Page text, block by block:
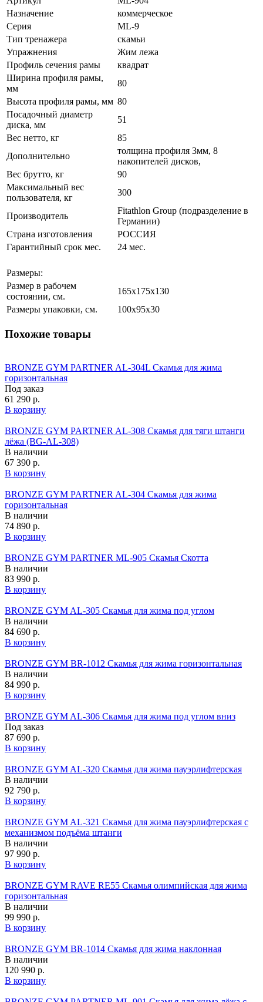
Назначение
коммерческое
Серия
ML-9
Тип тренажера
скамьи
Упражнения
Жим лежа
Профиль сечения рамы
квадрат
Ширина профиля рамы,
мм
80
Высота профиля рамы, мм 80
Посадочный диаметр
диска, мм
51
Вес нетто, кг
85
Дополнительно
толщина профиля 3мм, 8
накопителей дисков,
Вес брутто, кг
90
Максимальный вес
пользователя, кг
300
Производитель
Fitathlon Group (подразделение в
Германии)
Страна изготовления
РОССИЯ
Гарантийный срок мес.
24 мес.
Размеры:
Размер в рабочем
состоянии, см.
165х175x130
Размеры упаковки, см.
100х95x30
Похожие товары
BRONZE GYM PARTNER AL-304L Скамья для жима
горизонтальная
Под заказ
61 290 р.
В корзину
BRONZE GYM PARTNER AL-308 Скамья для тяги штанги
лёжа (BG‑AL‑308)
В наличии
67 390 р.
В корзину
BRONZE GYM PARTNER AL-304 Скамья для жима
горизонтальная
В наличии
74 890 р.
В корзину
BRONZE GYM PARTNER ML-905 Скамья Скотта
В наличии
83 990 р.
В корзину
BRONZE GYM AL-305 Скамья для жима под углом
В наличии
84 690 р.
В корзину
BRONZE GYM BR-1012 Скамья для жима горизонтальная
В наличии
84 990 р.
В корзину
BRONZE GYM AL-306 Скамья для жима под углом вниз
Под заказ
87 690 р.
В корзину
BRONZE GYM AL-320 Скамья для жима пауэрлифтерская
В наличии
92 790 р.
В корзину
BRONZE GYM AL-321 Скамья для жима пауэрлифтерская с
механизмом подъёма штанги
В наличии
97 990 р.
В корзину
BRONZE GYM RAVE RE55 Скамья олимпийская для жима
горизонтальная
В наличии
99 990 р.
В корзину
BRONZE GYM BR-1014 Скамья для жима наклонная
В наличии
120 990 р.
В корзину